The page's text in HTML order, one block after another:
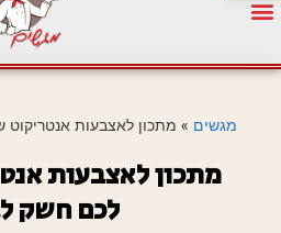
מגשים » מתכון לאצבעות
מתכון לאצבעות
לכם חשק